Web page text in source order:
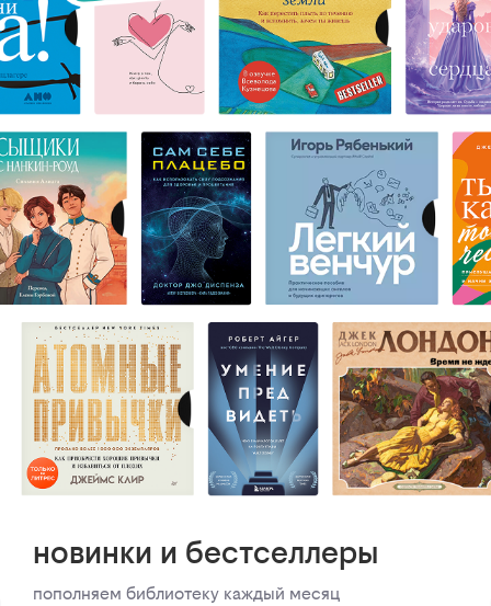
новинки и бестселлеры
пополняем библиотеку каждый месяц